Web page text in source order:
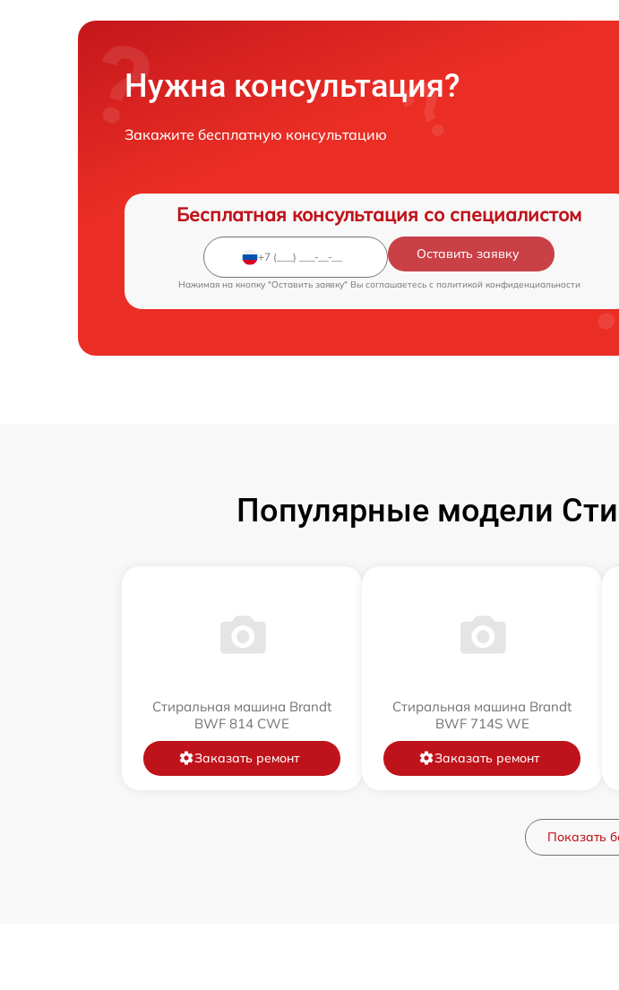
Нужна консультация?
Закажите бесплатную консультацию
Бесплатная консультация со специалистом
Оставить заявку
Нажимая на кнопку "Оставить заявку" Вы соглашаетесь c политикой конфиденциальности
Популярные модели
Стиральная машина Brandt
BWF 814 CWE
Заказать ремонт
Стиральная машина Brandt
BWF 714S WE
Заказать ремонт
Показать